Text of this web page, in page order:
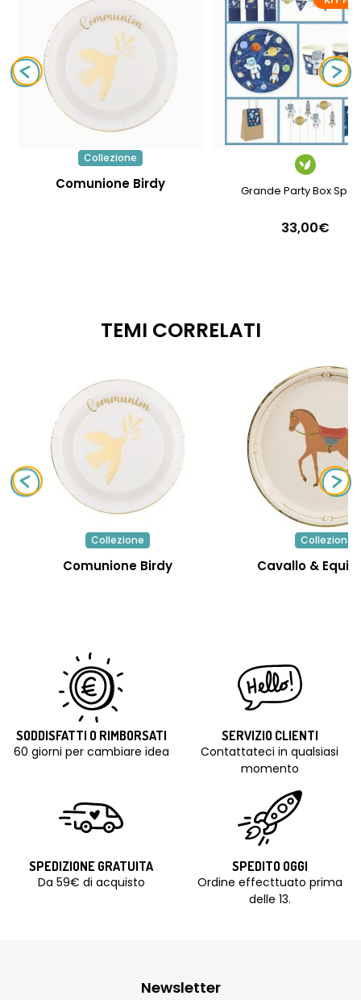
Collezione
Comunione Birdy Grande Party Box
33,00€
TEMI CORRELATI
Collezione
Comunione Birdy
Collezione
Cavallo &
SODDISFATTI O RIMBORSATI
60 giorni per cambiare idea
SERVIZIO CLIENTI
Contattateci in qualsiasi
momento
SPEDIZIONE GRATUITA
Da 59€ di acquisto
SPEDITO OGGI
Ordine effecttuato prima
delle 13.
Newsletter